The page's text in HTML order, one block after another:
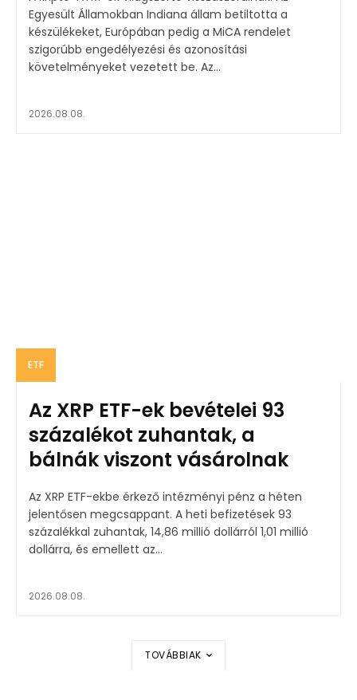
Egyesült Államokban Indiana állam betiltotta a
készülékeket, Európában pedig a MiCA rendelet
szigorúbb engedélyezési és azonosítási
követelményeket vezetett be. Az...
2026.08.08.
ETF
Az XRP ETF-ek bevételei 93
százalékot zuhantak, a
bálnák viszont vásárolnak
Az XRP ETF-ekbe érkező intézményi pénz a héten
jelentősen megcsappant. A heti befizetések 93
százalékkal zuhantak, 14,86 millió dollárról 1,01 millió
dollárra, és emellett az...
2026.08.08.
TOVÁBBIAK